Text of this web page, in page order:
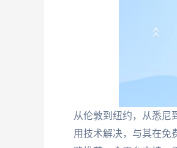
从伦敦到纽约，从悉尼
用技术解决，与其在免